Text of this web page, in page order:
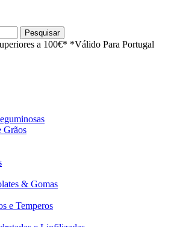
Pesquisar
a 100€* *Válido Para Portugal
Grãos
& Gomas
e Temperos